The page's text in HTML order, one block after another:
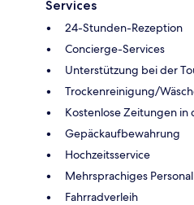
Services
24-Stunden-Rezeption
Concierge-Services
Unterstützung bei der
Trockenreinigung/
Kostenlose Zeitungen in
Gepäckaufbewahrung
Hochzeitsservice
Mehrsprachiges Personal
Fahrradverleih